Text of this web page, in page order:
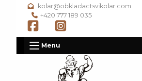
kolar@obkladactsvikolar.com
+420 777 189 035
Menu